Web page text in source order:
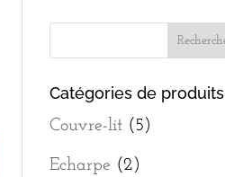
Catégories de produits
Couvre-lit (5)
Echarpe (2)